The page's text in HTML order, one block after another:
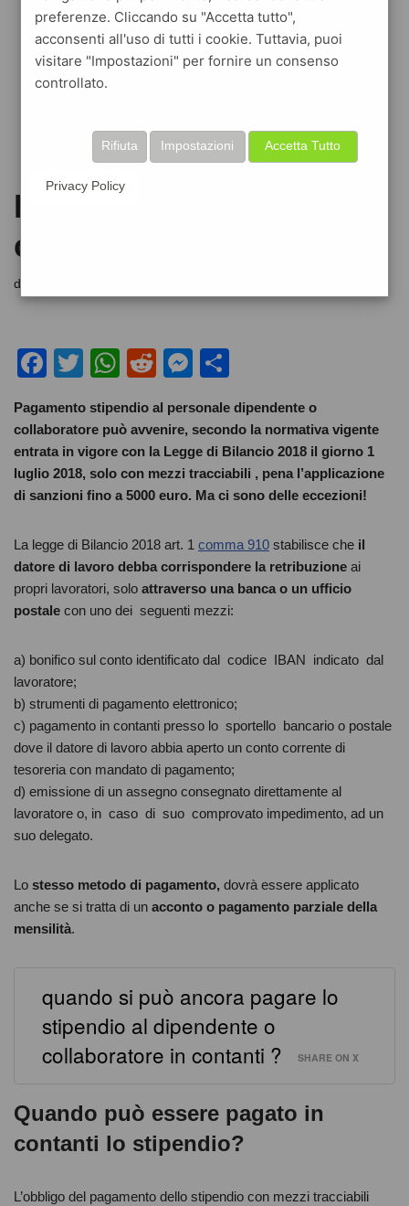
Pagamento stipendio in
contanti : le eccezioni
di
F
c
e
b
o
o
k
T
tt
er
W
at
s
A
p
p
R
d
di
t
M
ss
e
n
g
er
n
di
vi
di
Pagamento stipendio al personale dipendente o
collaboratore può avvenire, secondo la normativa vigente
entrata in vigore con la Legge di Bilancio 2018 il giorno 1
luglio 2018, solo con mezzi tracciabili , pena l’applicazione
di sanzioni fino a 5000 euro. Ma ci sono delle eccezioni!
La legge di Bilancio 2018 art. 1 comma 910 stabilisce che il
datore di lavoro debba corrispondere la retribuzione ai
propri lavoratori, solo attraverso una banca o un ufficio
postale con uno dei seguenti mezzi:
a) bonifico sul conto identificato dal codice IBAN indicato dal
lavoratore;
b) strumenti di pagamento elettronico;
c) pagamento in contanti presso lo sportello bancario o postale
dove il datore di lavoro abbia aperto un conto corrente di
tesoreria con mandato di pagamento;
d) emissione di un assegno consegnato direttamente al
lavoratore o, in caso di suo comprovato impedimento, ad un
suo delegato.
Lo stesso metodo di pagamento, dovrà essere applicato
anche se si tratta di un acconto o pagamento parziale della
mensilità.
quando si può ancora pagare lo
stipendio al dipendente o
collaboratore in contanti ?
SHARE ON X
Quando può essere pagato in
contanti lo stipendio?
L’obbligo del pagamento dello stipendio con mezzi tracciabili
preferenze. Cliccando su "Accetta tutto",
acconsenti all'uso di tutti i cookie. Tuttavia, puoi
visitare "Impostazioni" per fornire un consenso
controllato.
Accetta Tutto
Impostazioni
Rifiuta
Privacy Policy